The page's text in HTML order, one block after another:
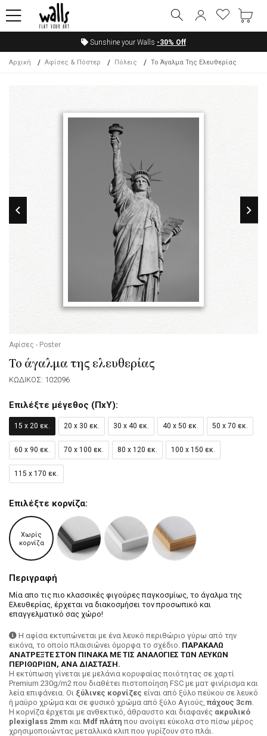
Sunshine your Walls -30% Off
Αρχική Αφίσες & Πόστερ Πόλεις Το Άγαλμα Της Ελευθερίας
Αφίσες - Poster
Το άγαλμα της ελευθερίας
ΚΩΔΙΚΟΣ: 102096
Επιλέξτε μέγεθος (ΠxΥ):
15 x 20 εκ. 20 x 30 εκ. 30 x 40 εκ. 40 x 50 εκ. 50 x 70 εκ.
60 x 90 εκ. 70 x 100 εκ. 80 x 120 εκ. 100 x 150 εκ.
115 x 170 εκ.
Επιλέξτε κορνίζα:
Χωρίς
κορνίζα
Περιγραφή
Μία απο τις πιο κλασσικές φιγούρες παγκοσμίως, το άγαλμα της
Ελευθερίας, έρχεται να διακοσμήσει τον προσωπικό και
επαγγελματικό σας χώρο!
Η αφίσα εκτυπώνεται με ένα λευκό περιθώριο γύρω από την
εικόνα, το οποίο πλαισιώνει όμορφα το σχέδιο. ΠΑΡΑΚΑΛΩ
ΑΝΑΤΡΕΞΤΕ ΣΤΟΝ ΠΙΝΑΚΑ ΜΕ ΤΙΣ ΑΝΑΛΟΓΙΕΣ ΤΩΝ ΛΕΥΚΩΝ
ΠΕΡΙΘΩΡΙΩΝ, ΑΝΑ ΔΙΑΣΤΑΣΗ.
H εκτύπωση γίνεται με μελάνια κορυφαίας ποιότητας σε χαρτί
Premium 230g/m2 που διαθέτει πιστοποίηση FSC με ματ φινίρισμα και
λεία επιφάνεια. Οι ξύλινες κορνίζες είναι από ξύλο πεύκου σε λευκό
ή μαύρο χρώμα και σε φυσικό χρώμα από ξύλο Αγιούς, πάχους 3cm.
Η κορνίζα έρχεται με ανθεκτικό, άθραυστο και διαφανές ακρυλικό
plexiglass 2mm και Mdf πλάτη που ανοίγει εύκολα στο πίσω μέρος
χρησιμοποιώντας μεταλλικά κλιπ που γυρίζουν στο πλάι.